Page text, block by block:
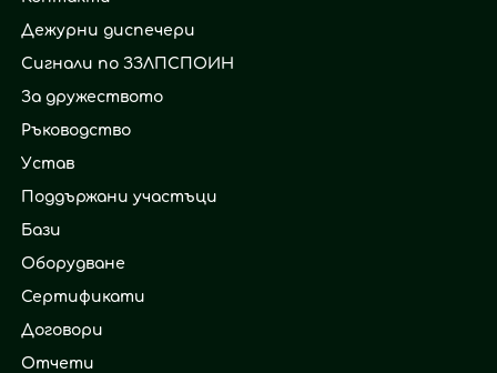
Дежурни диспечери
Сигнали по ЗЗЛПСПОИН
За дружеството
Ръководство
Устав
Поддържани участъци
Бази
Оборудване
Сертификати
Договори
Отчети